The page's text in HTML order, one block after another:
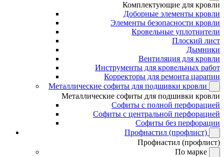
Комплектующие для кровли
Доборные элементы кровли
Элементы безопасности кровли
Кровельные уплотнители
Плоский лист
Дымники
Вентиляция для кровли
Инструменты для кровельных работ
Корректоры для ремонта царапин
Металлические софиты для подшивки кровли
Металлические софиты для подшивки кровли
Софиты с полной перфорацией
Софиты с центральной перфорацией
Софиты без перфорации
Профнастил (профлист)
Профнастил (профлист)
По марке